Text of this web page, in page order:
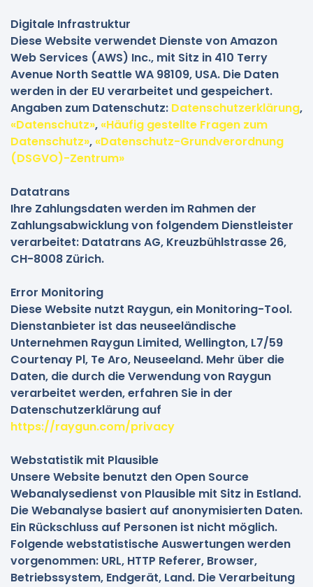
Digitale Infrastruktur
Diese Website verwendet Dienste von Amazon
Web Services (AWS) Inc., mit Sitz in 410 Terry
Avenue North Seattle WA 98109, USA. Die Daten
werden in der EU verarbeitet und gespeichert.
Angaben zum Datenschutz: Datenschutzerklärung,
«Datenschutz», «Häufig gestellte Fragen zum
Datenschutz», «Datenschutz-Grundverordnung
(DSGVO)-Zentrum»
Datatrans
Ihre Zahlungsdaten werden im Rahmen der
Zahlungsabwicklung von folgendem Dienstleister
verarbeitet: Datatrans AG, Kreuzbühlstrasse 26,
CH-8008 Zürich.
Error Monitoring
Diese Website nutzt Raygun, ein Monitoring-Tool.
Dienstanbieter ist das neuseeländische
Unternehmen Raygun Limited, Wellington, L7/59
Courtenay Pl, Te Aro, Neuseeland. Mehr über die
Daten, die durch die Verwendung von Raygun
verarbeitet werden, erfahren Sie in der
Datenschutzerklärung auf
https://raygun.com/privacy
Webstatistik mit Plausible
Unsere Website benutzt den Open Source
Webanalysedienst von Plausible mit Sitz in Estland.
Die Webanalyse basiert auf anonymisierten Daten.
Ein Rückschluss auf Personen ist nicht möglich.
Folgende webstatistische Auswertungen werden
vorgenommen: URL, HTTP Referer, Browser,
Betriebssystem, Endgerät, Land. Die Verarbeitung